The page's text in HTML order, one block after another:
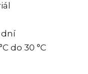
dní
do 30 °C